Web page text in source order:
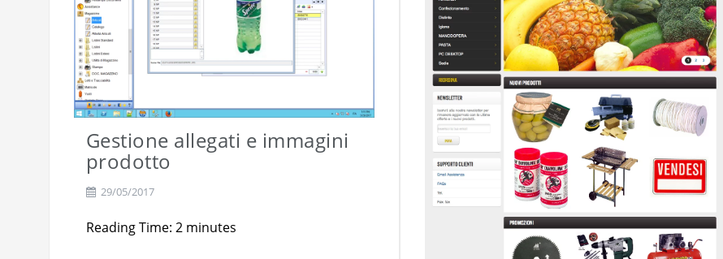
Gestione allegati e immagini
prodotto
29/05/2017
Reading Time: 2 minutes